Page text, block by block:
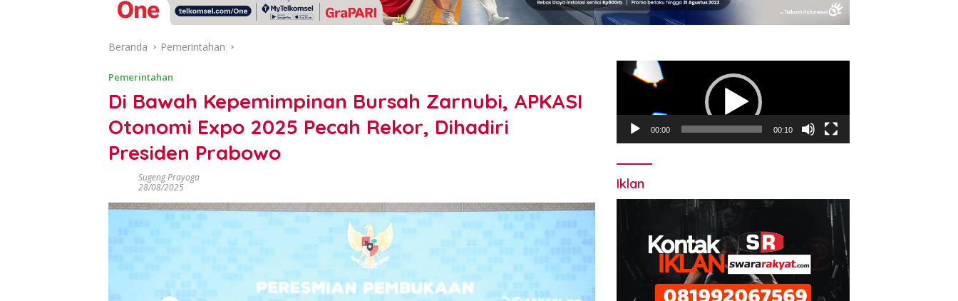
Beranda Pemerintahan
Pemerintahan
Di Bawah Kepemimpinan Bursah Zarnubi, APKASI
Otonomi Expo 2025 Pecah Rekor, Dihadiri
Presiden Prabowo
Sugeng Prayoga
28/08/2025
Pemutar
Video
00:00 00:10
Iklan